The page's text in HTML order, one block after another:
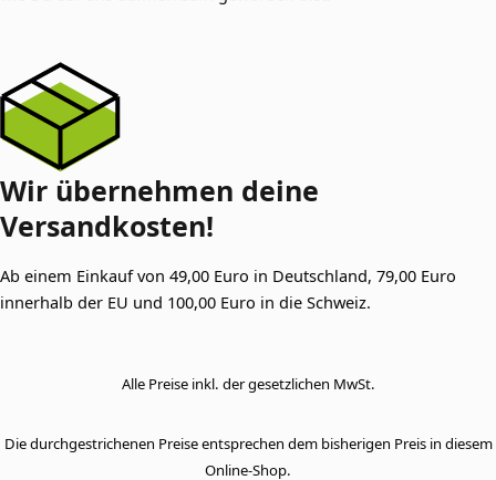
Wir übernehmen deine
Versandkosten!
Ab einem Einkauf von 49,00 Euro in Deutschland, 79,00 Euro
innerhalb der EU und 100,00 Euro in die Schweiz.
Alle Preise inkl. der gesetzlichen MwSt.
Die durchgestrichenen Preise entsprechen dem bisherigen Preis in diesem
Online-Shop.